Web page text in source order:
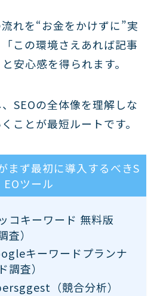
れを“お金をかけずに”実
この環境さえあれば記事
安心感を得られます。
SEOの全体像を理解しな
ことが最短ルートです。
まず最初に導入するべきS
EOツール
コキーワード 無料版
査）
キーワードプランナ
調査）
（競合分析）